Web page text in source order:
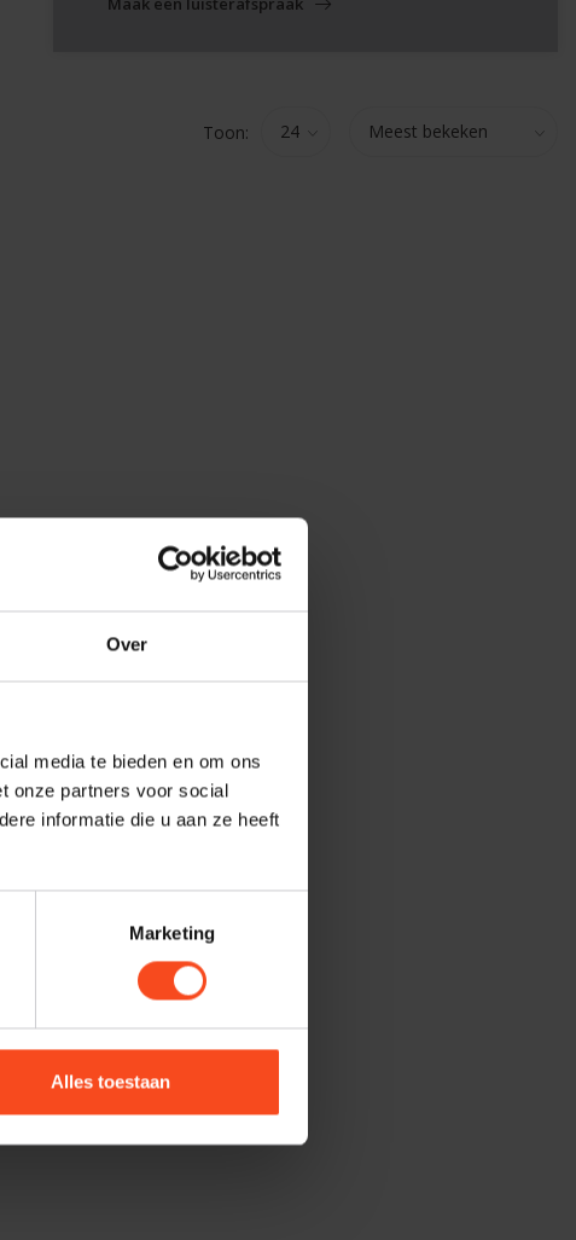
Over
media te bieden en om ons
onze partners voor social
informatie die u aan ze heeft
Marketing
Alles toestaan
Toon: